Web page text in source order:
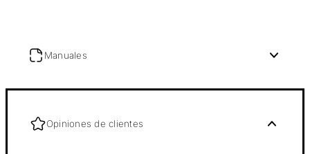
Manuales
Opiniones de clientes